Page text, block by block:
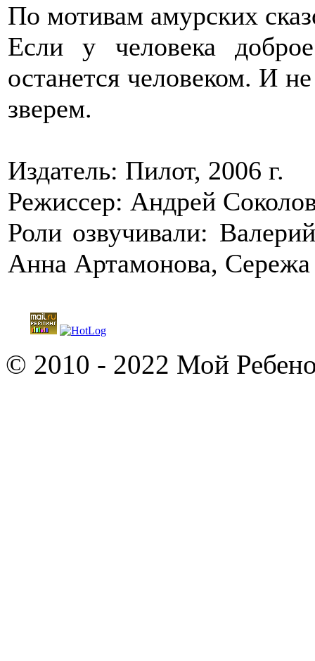
По мотивам амурских
Если у человека
останется человеком. И
зверем.
Издатель: Пилот, 2006 г.
Режиссер: Андрей
Роли озвучивали:
Анна Артамонова, Сережа
© 2010 - 2022 Мой